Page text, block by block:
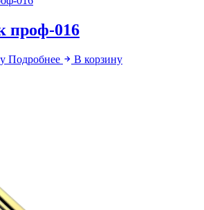
проф-016
Подробнее В корзину